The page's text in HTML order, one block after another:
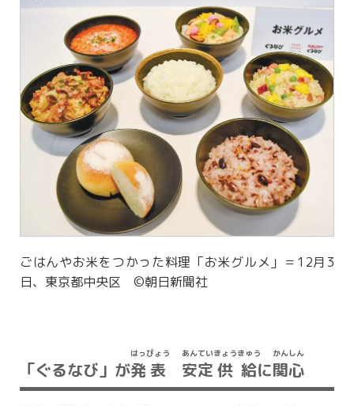
ごはんやお米をつかった料理「お米グルメ」＝12月3
日、東京都中央区 ©朝日新聞社
「ぐるなび」が発
はっ
表
ぴょう
安
あん
定
てい
供
きょう
給
きゅう
に関
かん
心
しん